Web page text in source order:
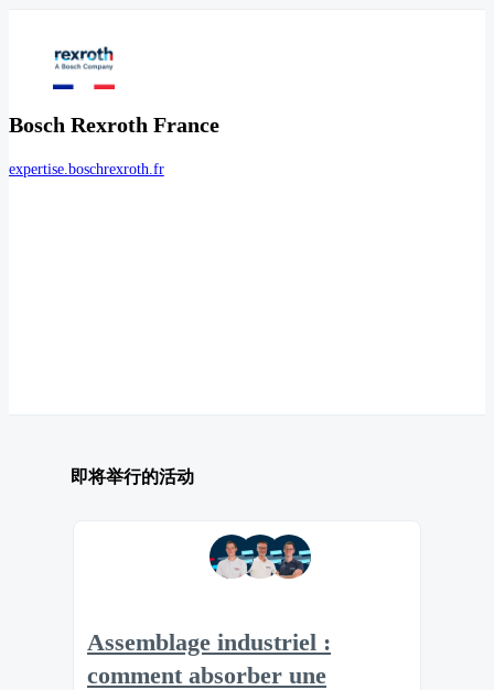
Bosch Rexroth France
expertise.boschrexroth.fr
即将举行的活动
Assemblage industriel :
comment absorber une